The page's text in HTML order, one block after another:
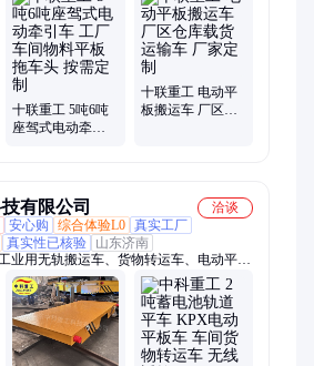
运车、无轨平车、轨道平车、电动平板
运车、厂内拖车
十联重工 5吨6吨
座驾式电动牵引
十联重工 电动平
板搬运车 厂区仓
有限公司
洽谈
安心购 综合体验L0 真实工厂
真实性已核验
山东济南
业用无轨搬运车、货物转运车、电动平
电动平车、无轨电动平车、KPX电动平
、电动搬运车、轨道电动地平车、电动轨
平车、无轨蓄电池电动平车、轨道式搬运
、万向无轨电动地平车、横移纵移无轨电
、无轨平板车